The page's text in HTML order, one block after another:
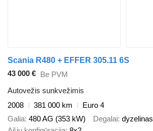
Scania R480 + EFFER 305.11 6S
43 000 € Be PVM
Autovežis sunkvežimis
2008
381 000 km
Euro 4
Galia 480 AG (353 kW) Degalai dyzelinas